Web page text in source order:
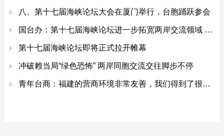
八、第十七届海峡论坛大会在厦门举行，台胞踊跃参会
国台办：第十七届海峡论坛进一步拓宽两岸交流领域 成果丰硕
第十七届海峡论坛即将正式拉开帷幕
冲破赖当局“绿色恐怖” 两岸同胞交流交往脚步不停
青年台商：福建的营商环境非常友善，我们得到了很好的发展